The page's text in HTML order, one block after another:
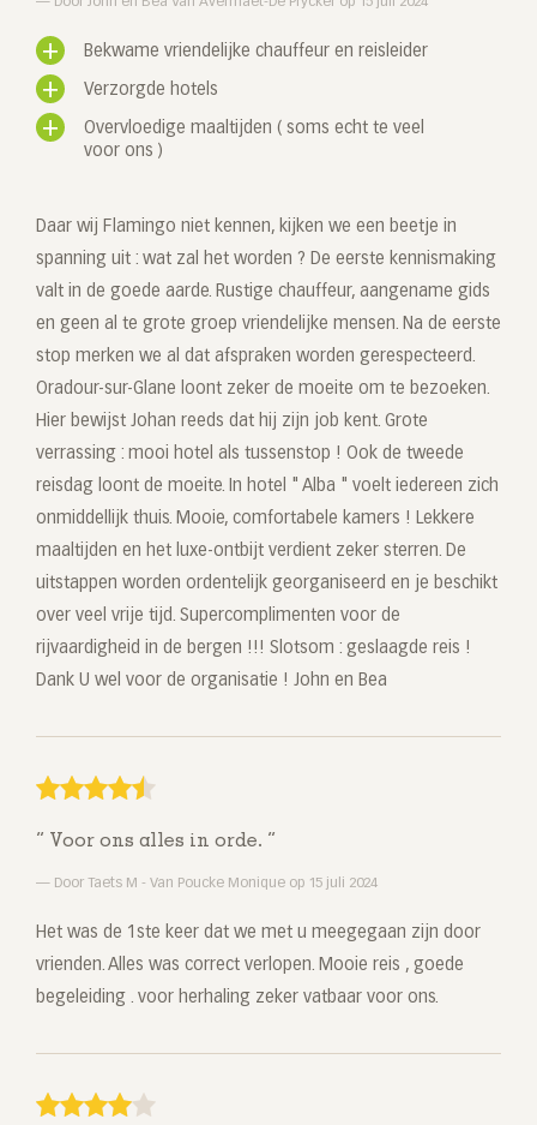
Bekwame vriendelijke chauffeur en reisleider
Verzorgde hotels
Overvloedige maaltijden ( soms echt te veel
voor ons )
Daar wij Flamingo niet kennen, kijken we een beetje in
spanning uit : wat zal het worden ? De eerste kennismaking
valt in de goede aarde. Rustige chauffeur, aangename gids
en geen al te grote groep vriendelijke mensen. Na de eerste
stop merken we al dat afspraken worden gerespecteerd.
Oradour-sur-Glane loont zeker de moeite om te bezoeken.
Hier bewijst Johan reeds dat hij zijn job kent. Grote
verrassing : mooi hotel als tussenstop ! Ook de tweede
reisdag loont de moeite. In hotel " Alba " voelt iedereen zich
onmiddellijk thuis. Mooie, comfortabele kamers ! Lekkere
maaltijden en het luxe-ontbijt verdient zeker sterren. De
uitstappen worden ordentelijk georganiseerd en je beschikt
over veel vrije tijd. Supercomplimenten voor de
rijvaardigheid in de bergen !!! Slotsom : geslaagde reis !
Dank U wel voor de organisatie ! John en Bea
Voor ons alles in orde.
Door Taets M - Van Poucke Monique op 15 juli 2024
Het was de 1ste keer dat we met u meegegaan zijn door
vrienden. Alles was correct verlopen. Mooie reis , goede
begeleiding . voor herhaling zeker vatbaar voor ons.